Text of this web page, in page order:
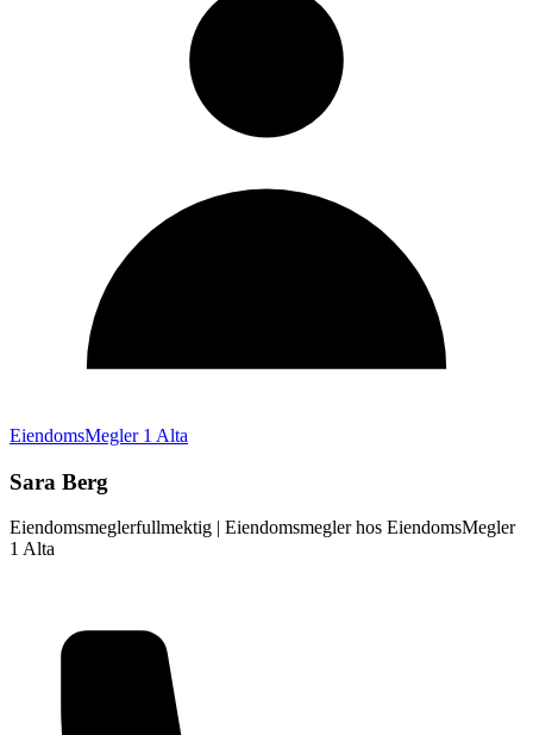
EiendomsMegler 1 Alta
Sara Berg
Eiendomsmeglerfullmektig | Eiendomsmegler hos EiendomsMegler
1 Alta